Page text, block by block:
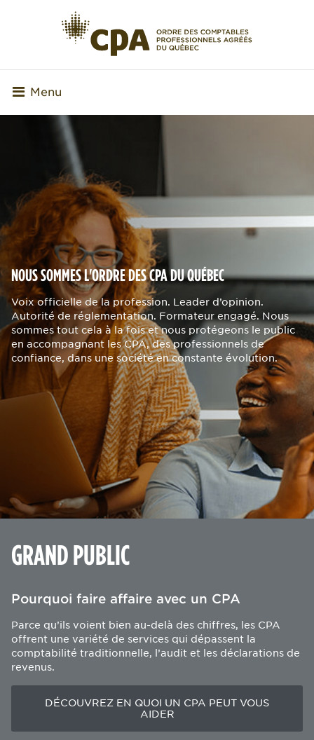
Menu
NOUS SOMMES L'ORDRE DES CPA DU QUÉBEC
Voix officielle de la profession. Leader d’opinion.
Autorité de réglementation. Formateur engagé. Nous
sommes tout cela à la fois et nous protégeons le public
en accompagnant les CPA, des professionnels de
confiance, dans une société en constante évolution.
GRAND PUBLIC
Pourquoi faire affaire avec un CPA
Parce qu’ils voient bien au-delà des chiffres, les CPA
offrent une variété de services qui dépassent la
comptabilité traditionnelle, l’audit et les déclarations de
revenus.
DÉCOUVREZ EN QUOI UN CPA PEUT VOUS
AIDER